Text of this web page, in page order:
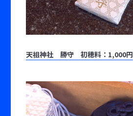
天祖神社 勝守 初穂料：1,000円